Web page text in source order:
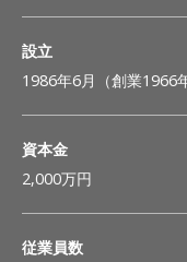
設立
1986年6月（創業1966年
資本金
2,000万円
従業員数